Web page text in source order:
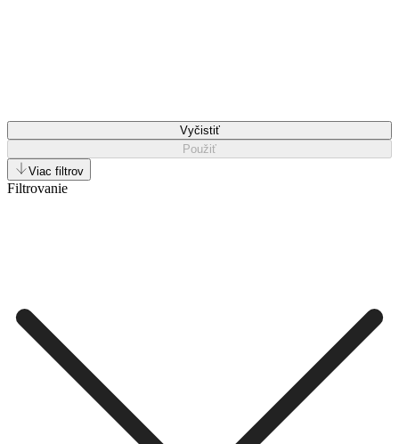
Vyčistiť
Použiť
Viac filtrov
Filtrovanie